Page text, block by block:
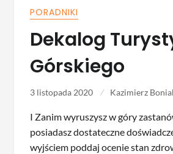
PORADNIKI
Dekalog
Górskiego
3 listopada 2020 Kazimierz
I Zanim wyruszysz w góry
posiadasz dostateczne
wyjściem poddaj ocenie stan